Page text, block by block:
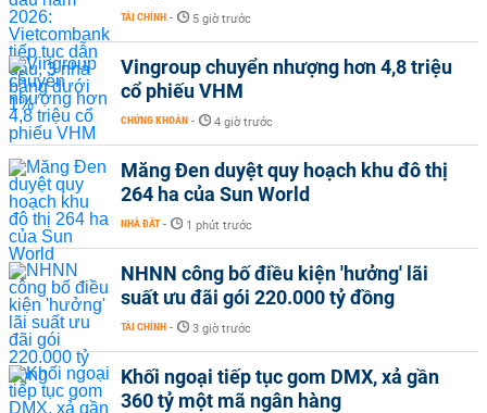
TÀI CHÍNH - 5 giờ trước
Vingroup chuyển nhượng hơn 4,8 triệu
cổ phiếu VHM
CHỨNG KHOÁN - 4 giờ trước
Măng Đen duyệt quy hoạch khu đô thị
264 ha của Sun World
NHÀ ĐẤT - 1 phút trước
NHNN công bố điều kiện 'hưởng' lãi
suất ưu đãi gói 220.000 tỷ đồng
TÀI CHÍNH - 3 giờ trước
Khối ngoại tiếp tục gom DMX, xả gần
360 tỷ một mã ngân hàng